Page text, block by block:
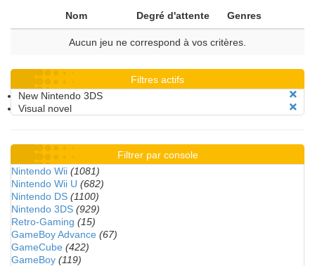
Nom Degré d'attente Genres
Aucun jeu ne correspond à vos critères.
Filtres actifs
New Nintendo 3DS
Visual novel
Filtrer par console
Nintendo Wii (1081)
Nintendo Wii U (682)
Nintendo DS (1100)
Nintendo 3DS (929)
Retro-Gaming (15)
GameBoy Advance (67)
GameCube (422)
GameBoy (119)